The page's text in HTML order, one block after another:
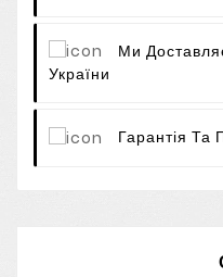
Ми
України
Гарантія Та